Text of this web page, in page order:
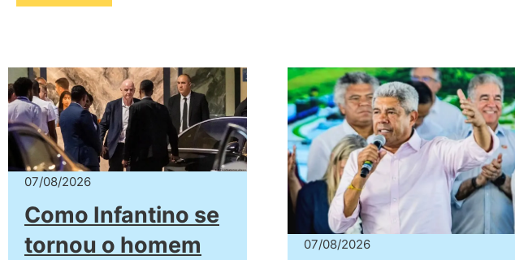
07/08/2026
Como Infantino se
tornou o homem
07/08/2026